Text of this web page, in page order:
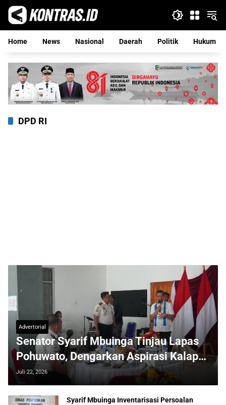
Langsung
konten
Home
News Nasional Daerah Politik Hukum
DPD RI
Advertorial
Senator Syarif Mbuinga Tinjau Lapas
Pohuwato, Dengarkan Aspirasi Kalapas
dan Warga Binaan Secara Langsung
Juli 22, 2026
Syarif Mbuinga Inventarisasi Persoalan